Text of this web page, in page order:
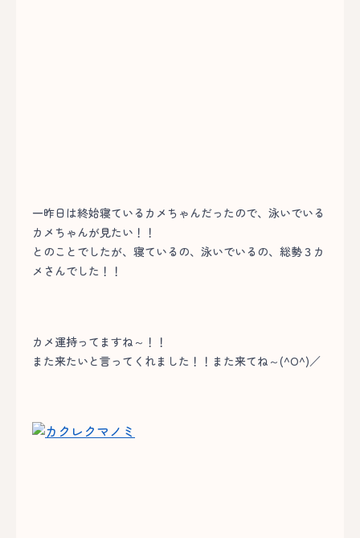
一昨日は終始寝ているカメちゃんだったので、泳いでいる
カメちゃんが見たい！！
とのことでしたが、寝ているの、泳いでいるの、総勢３カ
メさんでした！！
カメ運持ってますね～！！
また来たいと言ってくれました！！また来てね～(^O^)／